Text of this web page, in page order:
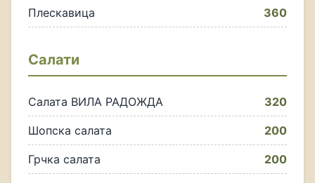
Плескавица 360
Салати
Салата ВИЛА РАДОЖДА 320
Шопска салата 200
Грчка салата 200